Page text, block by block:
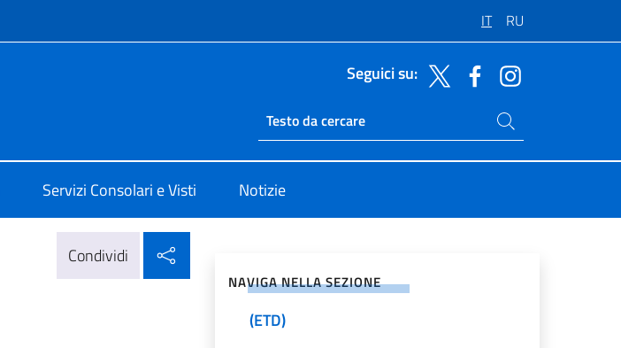
IT RU
Seguici su:
Ricerca sito live
Cerca nel sito
Servizi Consolari e Visti Notizie
Condividi
NAVIGA NELLA SEZIONE
Passaporti e Carte d’identità
Emergency Travel Documents
(ETD)